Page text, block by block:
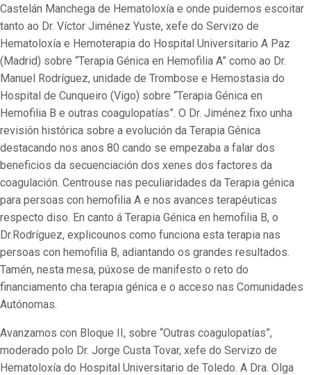
Castelán Manchega de Hematoloxía e onde puidemos escoitar
tanto ao Dr. Víctor Jiménez Yuste, xefe do Servizo de
Hematoloxía e Hemoterapia do Hospital Universitario A Paz
(Madrid) sobre “Terapia Génica en Hemofilia A” como ao Dr.
Manuel Rodríguez, unidade de Trombose e Hemostasia do
Hospital de Cunqueiro (Vigo) sobre “Terapia Génica en
Hemofilia B e outras coagulopatías”. O Dr. Jiménez fixo unha
revisión histórica sobre a evolución da Terapia Génica
destacando nos anos 80 cando se empezaba a falar dos
beneficios da secuenciación dos xenes dos factores da
coagulación. Centrouse nas peculiaridades da Terapia génica
para persoas con hemofilia A e nos avances terapéuticas
respecto diso. En canto á Terapia Génica en hemofilia B, o
Dr.Rodríguez, explicounos como funciona esta terapia nas
persoas con hemofilia B, adiantando os grandes resultados.
Tamén, nesta mesa, púxose de manifesto o reto do
financiamento cha terapia génica e o acceso nas Comunidades
Autónomas.
Avanzamos con Bloque II, sobre “Outras coagulopatías”,
moderado polo Dr. Jorge Custa Tovar, xefe do Servizo de
Hematoloxía do Hospital Universitario de Toledo. A Dra. Olga